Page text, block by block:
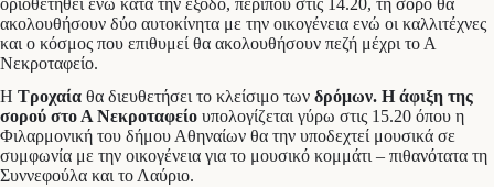
ακολουθήσουν δύο αυτοκίνητα με την οικογένεια ενώ οι καλλιτέχνες
και ο κόσμος που επιθυμεί θα ακολουθήσουν πεζή μέχρι το Α
Νεκροταφείο.
Η Τροχαία θα διευθετήσει το κλείσιμο των δρόμων. Η άφιξη της
σορού στο Α Νεκροταφείο υπολογίζεται γύρω στις 15.20 όπου η
Φιλαρμονική του δήμου Αθηναίων θα την υποδεχτεί μουσικά σε
συμφωνία με την οικογένεια για το μουσικό κομμάτι – πιθανότατα τη
Συννεφούλα και το Λαύριο.